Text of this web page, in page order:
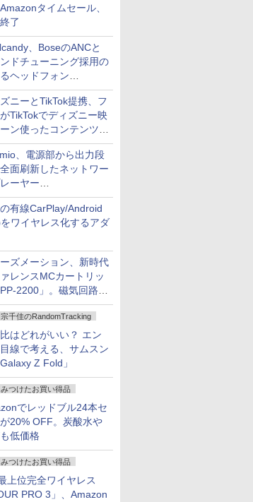
タイムセール、
了
、BoseのANCと
ドチューニング採用の
ヘッドフォン
1080 ANC」
ニーとTikTok提携、フ
TikTokでディズニー映
ン使ったコンテンツ制
にも配信
、電源部から出力段
面刷新したネットワー
ーヤー
（2026）」
有線CarPlay/Android
ワイヤレス化するアダ
ズメーション、新時代
レンスMCカートリッ
2200」。磁気回路や
ングを根本から見直し
千佳のRandomTracking
はどれがいい？ エン
線で考える、サムスン
Z Fold」
つけたお買い得品
でレッドブル24本セ
20% OFF。炭酸水や
低価格
つけたお買い得品
上位完全ワイヤレス
PRO 3」、Amazon